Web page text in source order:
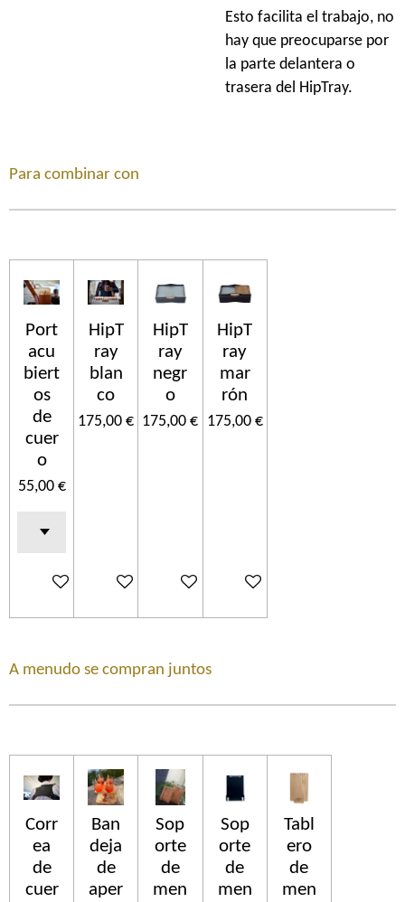
Esto facilita el trabajo, no
hay que preocuparse por
la parte delantera o
trasera del HipTray.
Para combinar con
Port
acu
biert
os
de
cuer
o
55,00 €
Voir les détails
HipT
ray
blan
co
175,00 €
Ajouter au panier
HipT
ray
negr
o
175,00 €
Ajouter au panier
HipT
ray
mar
rón
175,00 €
Ajouter au panier
A menudo se compran juntos
Corr
ea
de
cuer
Ban
deja
de
aper
Sop
orte
de
men
Sop
orte
de
men
Tabl
ero
de
men